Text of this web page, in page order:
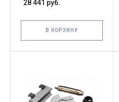
круглая труба
28 441 руб.
В КОРЗИНУ